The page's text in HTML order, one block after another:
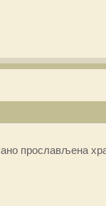
прослављена